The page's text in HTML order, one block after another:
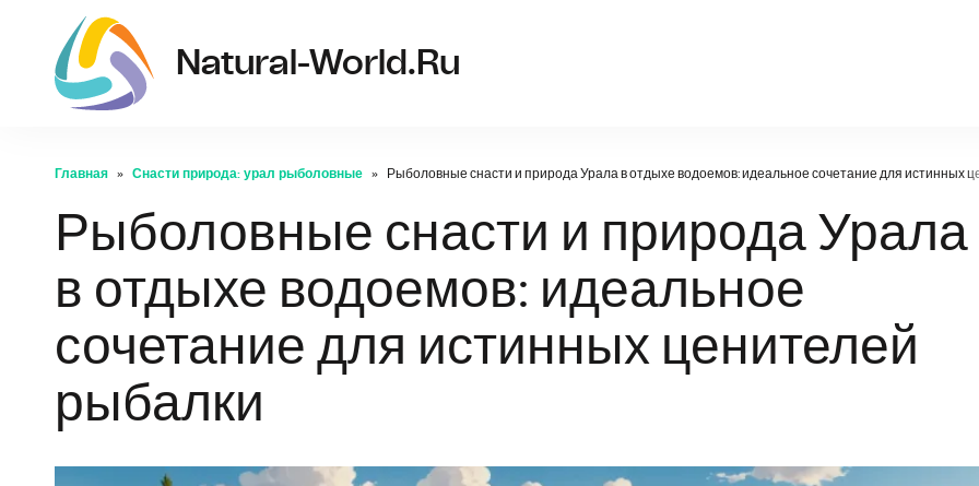
Natural-World.ru
Главная Снасти природа: урал рыболовные Рыболовные снасти и природа Урала в отдыхе водоемов: идеальное сочетание для истинных
Рыболовные снасти и природа Урала
в отдыхе водоемов: идеальное
сочетание для истинных ценителей
рыбалки